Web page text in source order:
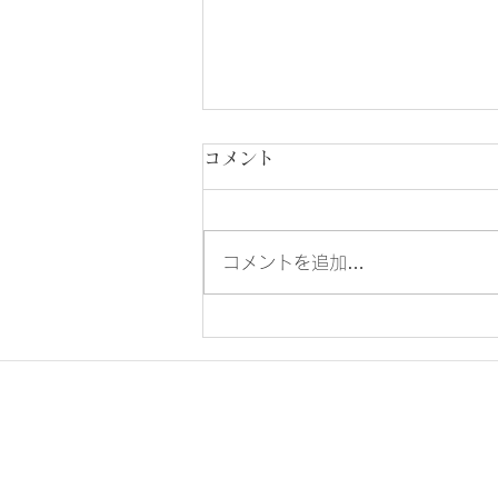
Cafe「新町ななせき」の壁画
コメント
コメントを追加…